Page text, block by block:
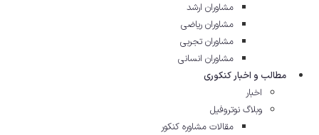
مشاوران ارشد
مشاوران ریاضی
مشاوران تجربی
مشاوران انسانی
مطالب و اخبار کنکوری
اخبار
وبلاگ نوتروفیل
مقالات مشاوره‌ کنکور